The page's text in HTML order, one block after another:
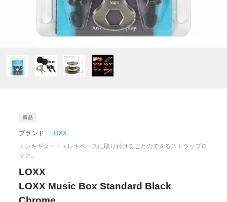
ブランド : LOXX
エレキギター・エレキベースに取り付けることのできるストラップロ
ック。
LOXX
LOXX Music Box Standard Black